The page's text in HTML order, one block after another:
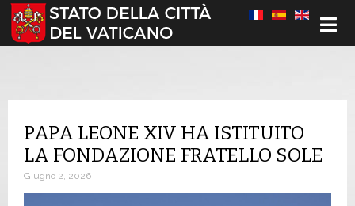
Seleziona la tua lingua
PAPA LEONE XIV HA ISTITUITO
LA FONDAZIONE FRATELLO SOLE
Giugno 2, 2026